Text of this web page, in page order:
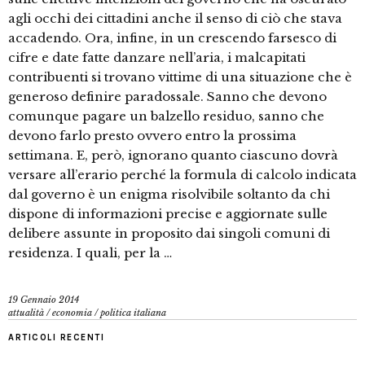
agli occhi dei cittadini anche il senso di ciò che stava
accadendo. Ora, infine, in un crescendo farsesco di
cifre e date fatte danzare nell’aria, i malcapitati
contribuenti si trovano vittime di una situazione che è
generoso definire paradossale. Sanno che devono
comunque pagare un balzello residuo, sanno che
devono farlo presto ovvero entro la prossima
settimana. E, però, ignorano quanto ciascuno dovrà
versare all’erario perché la formula di calcolo indicata
dal governo è un enigma risolvibile soltanto da chi
dispone di informazioni precise e aggiornate sulle
delibere assunte in proposito dai singoli comuni di
residenza. I quali, per la …
19 Gennaio 2014
attualità /economia /politica italiana
ARTICOLI RECENTI